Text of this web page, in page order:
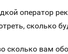
оператор
сколько
сколько вам